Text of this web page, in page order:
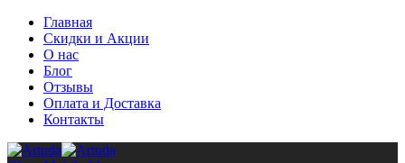
Главная
Скидки и Акции
О нас
Блог
Отзывы
Оплата и Доставка
Контакты